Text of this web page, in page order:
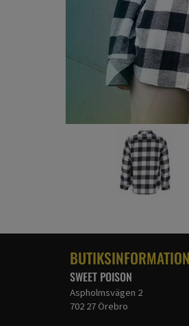
BUTIKSINFORMATION
SWEET POISON
Aspholmsvägen 2
702 27 Örebro